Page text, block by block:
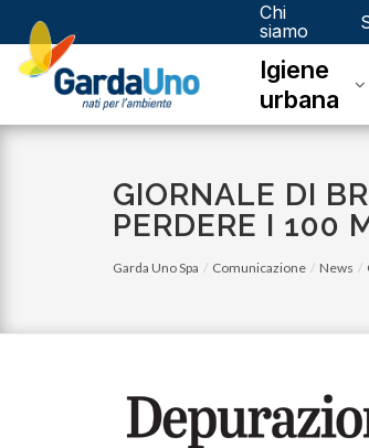
Gardauno
Spa
Chi
siamo
Igiene
urbana
GIORNALE DI
PERDERE I 100
Garda Uno Spa Comunicazione News